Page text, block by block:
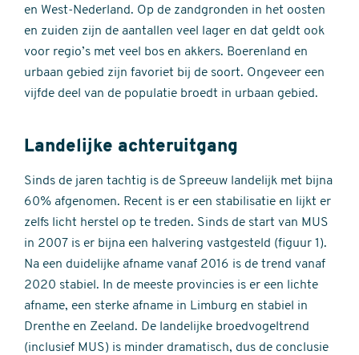
en West-Nederland. Op de zandgronden in het oosten
en zuiden zijn de aantallen veel lager en dat geldt ook
voor regio’s met veel bos en akkers. Boerenland en
urbaan gebied zijn favoriet bij de soort. Ongeveer een
vijfde deel van de populatie broedt in urbaan gebied.
Landelijke achteruitgang
Sinds de jaren tachtig is de Spreeuw landelijk met bijna
60% afgenomen. Recent is er een stabilisatie en lijkt er
zelfs licht herstel op te treden. Sinds de start van MUS
in 2007 is er bijna een halvering vastgesteld (figuur 1).
Na een duidelijke afname vanaf 2016 is de trend vanaf
2020 stabiel. In de meeste provincies is er een lichte
afname, een sterke afname in Limburg en stabiel in
Drenthe en Zeeland. De landelijke broedvogeltrend
(inclusief MUS) is minder dramatisch, dus de conclusie